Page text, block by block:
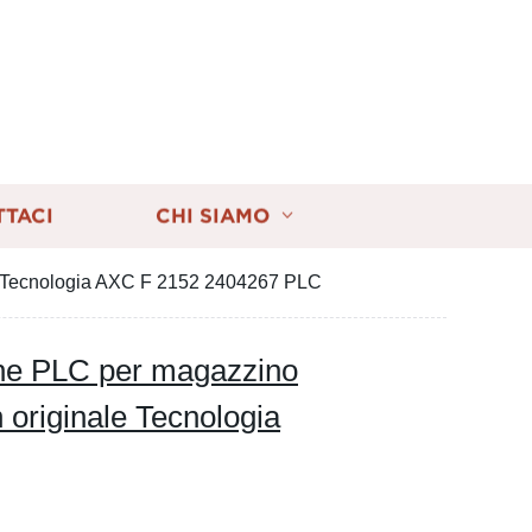
CHI SIAMO
AXC F 2152 2404267 PLC
PLC per magazzino
Tecnologia